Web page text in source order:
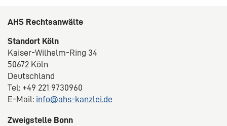
AHS Rechtsanwälte
Standort Köln
Kaiser-Wilhelm-Ring 34
50672 Köln
Deutschland
Tel: +49 221 9730960
E-Mail: info@ahs-kanzlei.de
Zweigstelle Bonn